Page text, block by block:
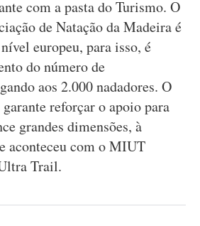
com a pasta do Turismo. O
de Natação da Madeira é
europeu, para isso, é
do número de
aos 2.000 nadadores. O
reforçar o apoio para
grandes dimensões, à
aconteceu com o MIUT
Trail.